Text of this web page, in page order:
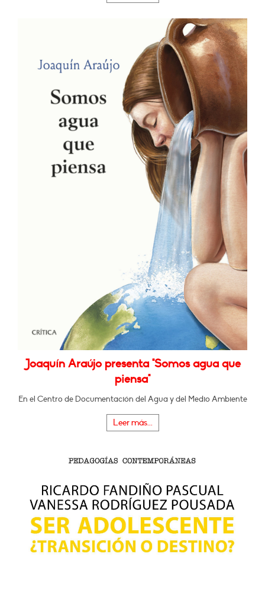
Joaquín Araújo presenta "Somos agua que
piensa"
En el Centro de Documentación del Agua y del Medio Ambiente
Leer más...